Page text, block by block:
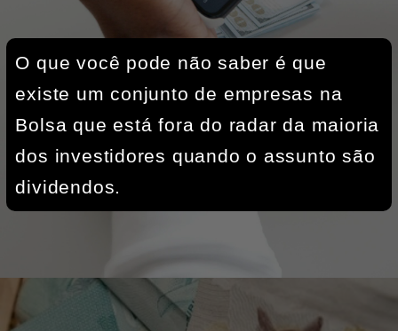
O que você pode não saber é que
existe um conjunto de empresas na
Bolsa que está fora do radar da maioria
dos investidores quando o assunto são
dividendos.